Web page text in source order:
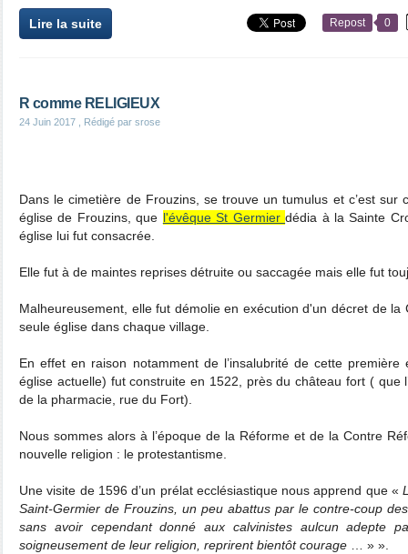
Lire la suite Repost 0
R comme RELIGIEUX
24 Juin 2017 , Rédigé par srose
Dans le cimetière de Frouzins, se trouve un tumulus et c’est sur
église de Frouzins, que l'évêque St Germierdédia à la Sainte
église lui fut consacrée.
Elle fut à de maintes reprises détruite ou saccagée mais elle fut
Malheureusement, elle fut démolie en exécution d'un décret de la
seule église dans chaque village.
En effet en raison notamment de l’insalubrité de cette
église actuelle) fut construite en 1522, près du château fort ( que
de la pharmacie, rue du Fort).
Nous sommes alors à l’époque de la Réforme et de la Contre
nouvelle religion : le protestantisme.
Une visite de 1596 d’un prélat ecclésiastique nous apprend que «
Saint-Germier de Frouzins, un peu abattus par le contre-coup
sans avoir cependant donné aux calvinistes aulcun adepte
soigneusement de leur religion, reprirent bientôt courage … » ».